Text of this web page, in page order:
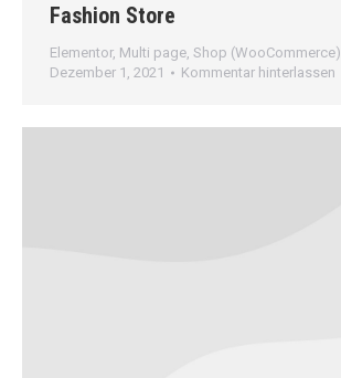
Fashion Store
Elementor, Multi page Shop (WooCommerce)
Dezember 1, 2021
Kommentar hinterlassen